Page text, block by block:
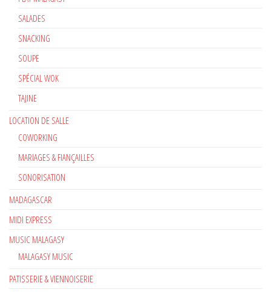
SALADES
SNACKING
SOUPE
SPÉCIAL WOK
TAJINE
LOCATION DE SALLE
COWORKING
MARIAGES & FIANÇAILLES
SONORISATION
MADAGASCAR
MIDI EXPRESS
MUSIC MALAGASY
MALAGASY MUSIC
PATISSERIE & VIENNOISERIE